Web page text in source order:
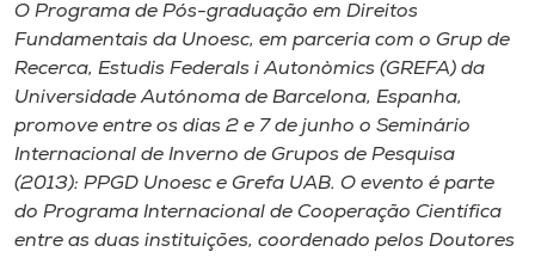
Selecione
o idioma
A+
A-
O Programa de Pós-graduação em Direitos
Fundamentais da Unoesc, em parceria com o Grup de
Recerca, Estudis Federals i Autonòmics (GREFA) da
Universidade Autónoma de Barcelona, Espanha,
promove entre os dias 2 e 7 de junho o Seminário
Internacional de Inverno de Grupos de Pesquisa
(2013): PPGD Unoesc e Grefa UAB. O evento é parte
do Programa Internacional de Cooperação Científica
entre as duas instituições, coordenado pelos Doutores